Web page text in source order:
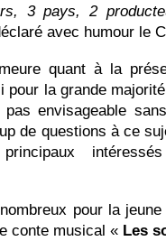
3 pays, 2
avec humour le
quant à la
pour la grande
pas envisageable
de questions à ce
pour la
conte musical « Les